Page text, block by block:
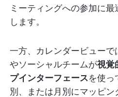
ミーティングへの参加に
します。
一方、カレンダービューで
やソーシャルチームが視覚
プインターフェースを使っ
別、または月別にマッピン